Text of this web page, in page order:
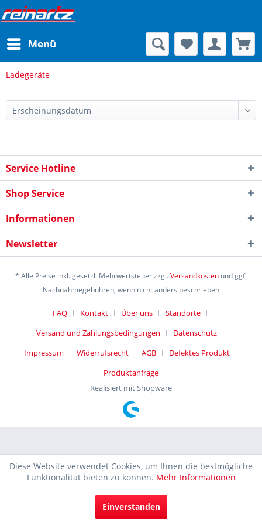
Menü
Ladegeräte
Service Hotline
Shop Service
Informationen
Newsletter
* Alle Preise inkl. gesetzl. Mehrwertsteuer zzgl.Versandkosten und ggf.
Nachnahmegebühren, wenn nicht anders beschrieben
FAQ Kontakt Über uns
Standorte
Versand und Zahlungsbedingungen
Datenschutz
Impressum
Widerrufsrecht AGB
Defektes Produkt
Produktanfrage
Realisiert mit Shopware
Diese Website verwendet Cookies, um Ihnen die bestmögliche
Funktionalität bieten zu können. Mehr Informationen
Einverstanden